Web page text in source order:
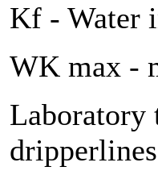
Kf - Water
WK max -
dripperlines